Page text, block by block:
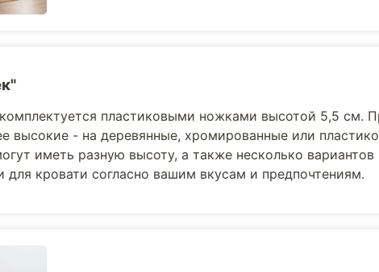
пластиковыми ножками высотой 5,5 см.
высокие - на деревянные, хромированные или
иметь разную высоту, а также несколько
кровати согласно вашим вкусам и предпочтениям.